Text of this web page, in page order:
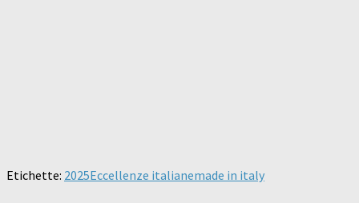
Etichette: 2025Eccellenze italianemade in italy